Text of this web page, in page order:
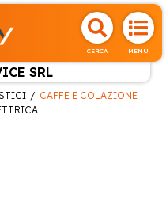
CERCA MENU
SRL
CAFFE E COLAZIONE